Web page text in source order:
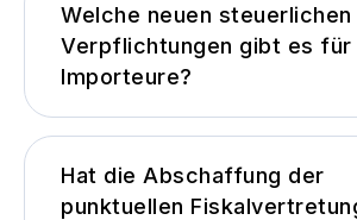
Welche neuen steuerlichen
Verpflichtungen gibt es für
Importeure?
Hat die Abschaffung der
punktuellen